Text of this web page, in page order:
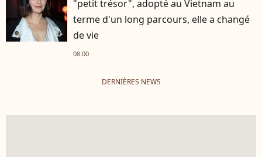
"petit trésor", adopté au Vietnam au
terme d'un long parcours, elle a changé
de vie
08:00
DERNIÈRES NEWS